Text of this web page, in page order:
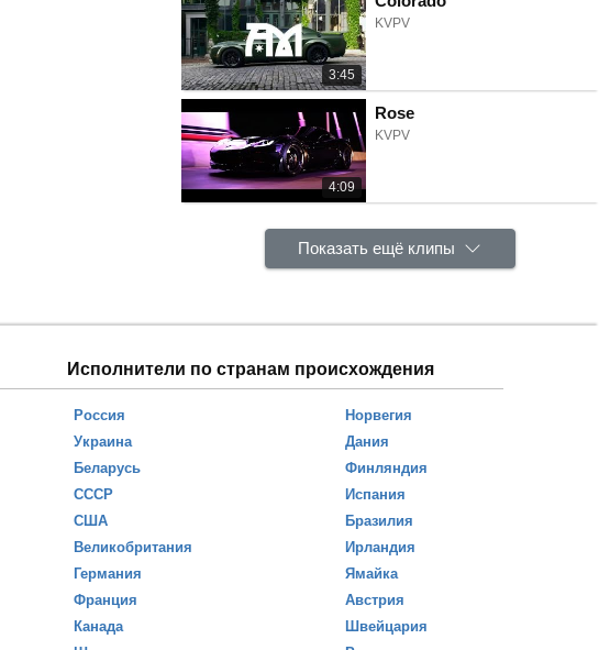
3:45
KVPV
4:09
Rose
KVPV
Показать ещё клипы
Исполнители по странам происхождения
Россия
Украина
Беларусь
СССР
США
Великобритания
Германия
Франция
Канада
Норвегия
Дания
Финляндия
Испания
Бразилия
Ирландия
Ямайка
Австрия
Швейцария